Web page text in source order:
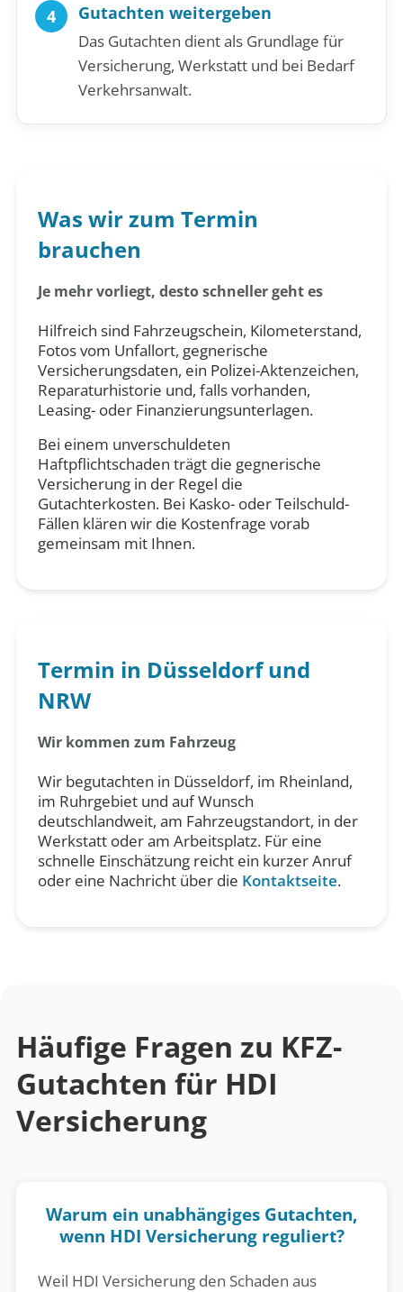
Gutachten weitergeben
Das Gutachten dient als Grundlage für
Versicherung, Werkstatt und bei Bedarf
Verkehrsanwalt.
Was wir zum Termin
brauchen
Je mehr vorliegt, desto schneller geht es
Hilfreich sind Fahrzeugschein, Kilometerstand,
Fotos vom Unfallort, gegnerische
Versicherungsdaten, ein Polizei-Aktenzeichen,
Reparaturhistorie und, falls vorhanden,
Leasing- oder Finanzierungsunterlagen.
Bei einem unverschuldeten
Haftpflichtschaden trägt die gegnerische
Versicherung in der Regel die
Gutachterkosten. Bei Kasko- oder Teilschuld-
Fällen klären wir die Kostenfrage vorab
gemeinsam mit Ihnen.
Termin in Düsseldorf und
NRW
Wir kommen zum Fahrzeug
Wir begutachten in Düsseldorf, im Rheinland,
im Ruhrgebiet und auf Wunsch
deutschlandweit, am Fahrzeugstandort, in der
Werkstatt oder am Arbeitsplatz. Für eine
schnelle Einschätzung reicht ein kurzer Anruf
oder eine Nachricht über die Kontaktseite.
Häufige Fragen zu KFZ-
Gutachten für HDI
Versicherung
Warum ein unabhängiges Gutachten,
wenn HDI Versicherung reguliert?
Weil HDI Versicherung den Schaden aus